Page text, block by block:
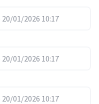
01/2026 10:17
01/2026 10:17
01/2026 10:17